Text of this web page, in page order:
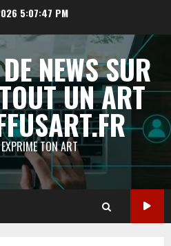
5:07:48 PM
NEWS SUR
UN ART
TON ART